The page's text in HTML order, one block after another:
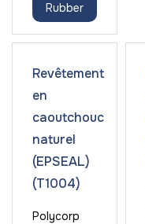
Rubber
Revêtement
en
caoutchouc
naturel
(EPSEAL)
(T1004)
Polycorp